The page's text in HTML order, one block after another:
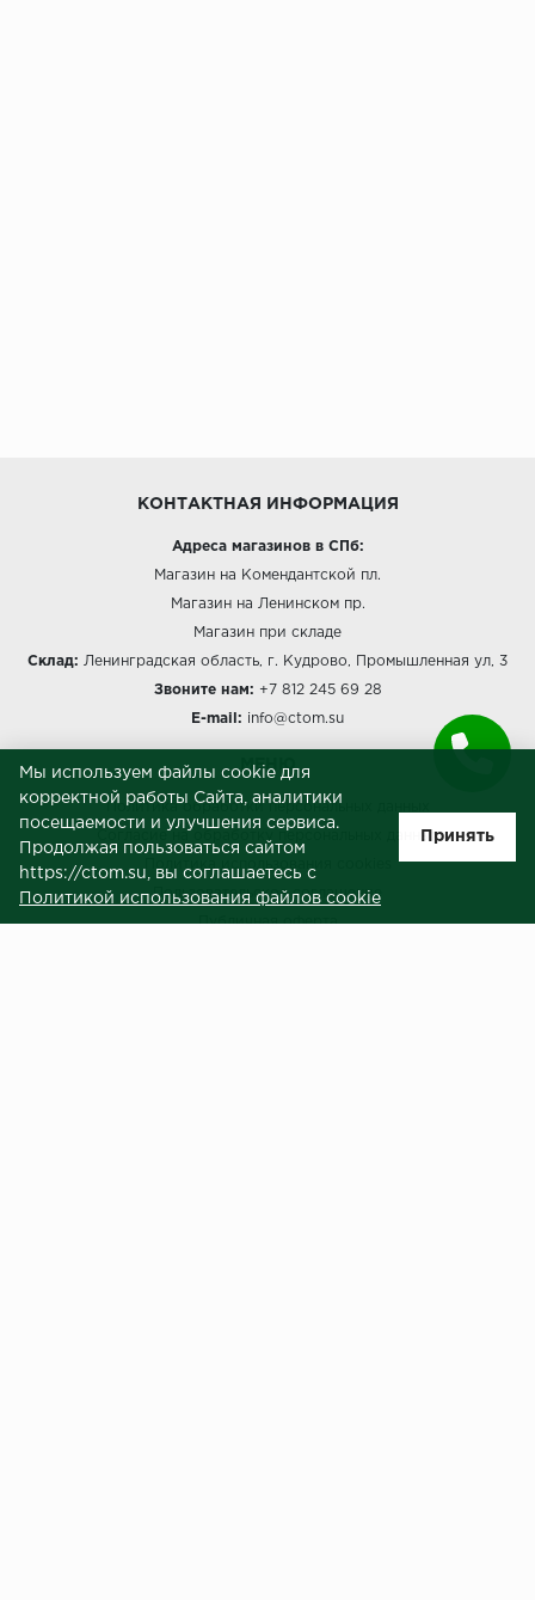
КОНТАКТНАЯ ИНФОРМАЦИЯ
Адреса магазинов в СПб:
Магазин на Комендантской пл.
Магазин на Ленинском пр.
Магазин при складе
Склад: Ленинградская область, г. Кудрово, Промышленная ул, 3
Звоните нам: +7 812 245 69 28
E-mail: info@ctom.su
МЕНЮ
Политика обработки персональных данных
Согласие на обработку персональных данных
Пользовательское соглашение
Публичная оферта
Мы используем файлы cookie для
корректной работы Сайта, аналитики
посещаемости и улучшения сервиса.
Продолжая пользоваться сайтом
https://ctom.su, вы соглашаетесь с
Политикой использования файлов cookie
Принять